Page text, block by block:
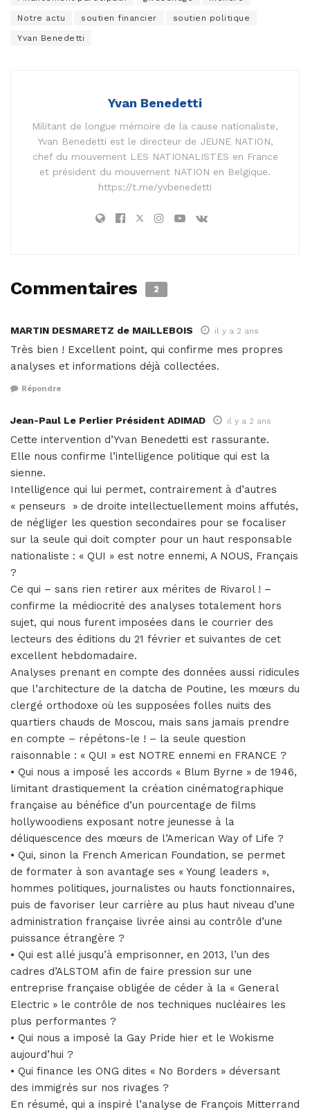
Notre actu soutien financier soutien politique
Yvan Benedetti
Yvan Benedetti
Militant de longue mémoire de la cause nationaliste,
Yvan Benedetti est le directeur de JEUNE NATION,
chef du mouvement LES NATIONALISTES en France
et président du mouvement NATION en Belgique.
https://t.me/yvbenedetti
Commentaires 2
MARTIN DESMARETZ de MAILLEBOIS il y a 2 ans
Très bien ! Excellent point, qui confirme mes propres
analyses et informations déjà collectées.
Répondre
Jean-Paul Le Perlier Président ADIMAD il y a 2 ans
Cette intervention d’Yvan Benedetti est rassurante.
Elle nous confirme l’intelligence politique qui est la
sienne.
Intelligence qui lui permet, contrairement à d’autres
« penseurs » de droite intellectuellement moins affutés,
de négliger les question secondaires pour se focaliser
sur la seule qui doit compter pour un haut responsable
nationaliste : « QUI » est notre ennemi, A NOUS, Français
?
Ce qui – sans rien retirer aux mérites de Rivarol ! –
confirme la médiocrité des analyses totalement hors
sujet, qui nous furent imposées dans le courrier des
lecteurs des éditions du 21 février et suivantes de cet
excellent hebdomadaire.
Analyses prenant en compte des données aussi ridicules
que l’architecture de la datcha de Poutine, les mœurs du
clergé orthodoxe où les supposées folles nuits des
quartiers chauds de Moscou, mais sans jamais prendre
en compte – répétons-le ! – la seule question
raisonnable : « QUI » est NOTRE ennemi en FRANCE ?
• Qui nous a imposé les accords « Blum Byrne » de 1946,
limitant drastiquement la création cinématographique
française au bénéfice d’un pourcentage de films
hollywoodiens exposant notre jeunesse à la
déliquescence des mœurs de l’American Way of Life ?
• Qui, sinon la French American Foundation, se permet
de formater à son avantage ses « Young leaders »,
hommes politiques, journalistes ou hauts fonctionnaires,
puis de favoriser leur carrière au plus haut niveau d’une
administration française livrée ainsi au contrôle d’une
puissance étrangère ?
• Qui est allé jusqu’à emprisonner, en 2013, l’un des
cadres d’ALSTOM afin de faire pression sur une
entreprise française obligée de céder à la « General
Electric » le contrôle de nos techniques nucléaires les
plus performantes ?
• Qui nous a imposé la Gay Pride hier et le Wokisme
aujourd’hui ?
• Qui finance les ONG dites « No Borders » déversant
des immigrés sur nos rivages ?
En résumé, qui a inspiré l’analyse de François Mitterrand